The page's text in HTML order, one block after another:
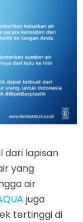
dari lapisan
yang
air
juga
tertinggi di